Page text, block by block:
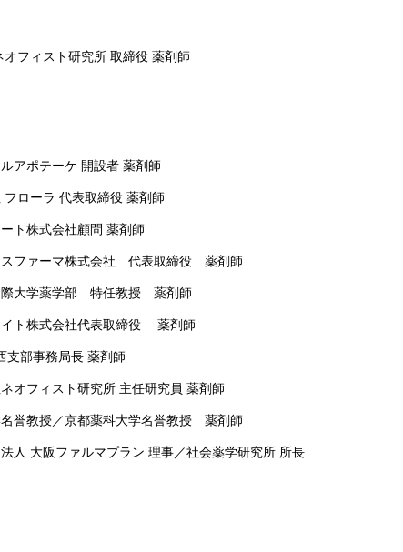
ト研究所 取締役 薬剤師
テーケ 開設者 薬剤師
代表取締役 薬剤師
社顧問 薬剤師
株式会社 代表取締役 薬剤師
大学薬学部 特任教授 薬剤師
社代表取締役 薬剤師
局長 薬剤師
ト研究所 主任研究員 薬剤師
都薬科大学名誉教授 薬剤師
ルマプラン 理事／社会薬学研究所 所長